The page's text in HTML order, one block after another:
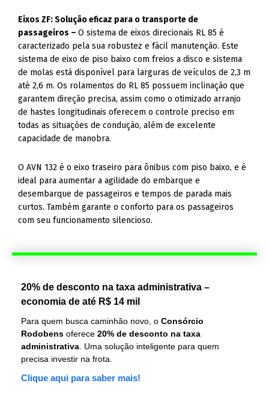
Eixos ZF: Solução eficaz para o transporte de
passageiros –O sistema de eixos direcionais RL 85 é
caracterizado pela sua robustez e fácil manutenção. Este
sistema de eixo de piso baixo com freios a disco e sistema
de molas está disponível para larguras de veículos de 2,3 m
até 2,6 m. Os rolamentos do RL 85 possuem inclinação que
garantem direção precisa, assim como o otimizado arranjo
de hastes longitudinais oferecem o controle preciso em
todas as situações de condução, além de excelente
capacidade de manobra.
O AVN 132 é o eixo traseiro para ônibus com piso baixo, e é
ideal para aumentar a agilidade do embarque e
desembarque de passageiros e tempos de parada mais
curtos. Também garante o conforto para os passageiros
com seu funcionamento silencioso.
20% de desconto na taxa administrativa –
economia de até R$ 14 mil
Para quem busca caminhão novo, o Consórcio
Rodobens oferece 20% de desconto na taxa
administrativa . Uma solução inteligente para quem
precisa investir na frota.
Clique aqui para saber mais!